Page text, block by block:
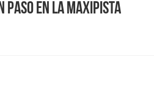
paso en la maxipista